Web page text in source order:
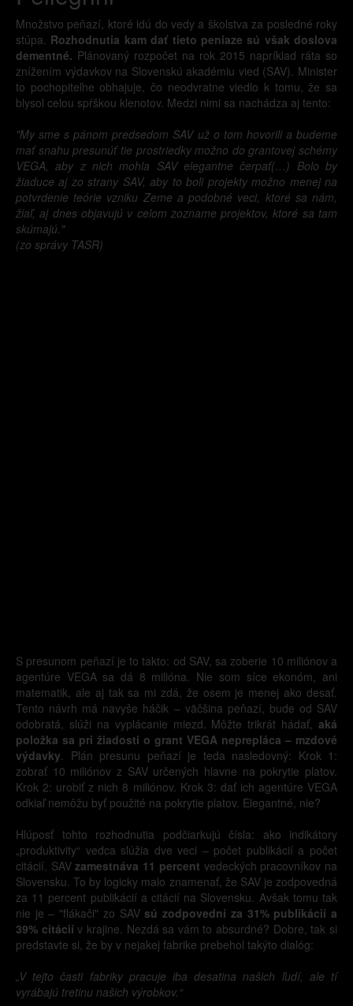
Množstvo peňazí, ktoré idú do vedy a školstva za posledné roky
stúpa. Rozhodnutia kam dať tieto peniaze sú však doslova
dementné. Plánovaný rozpočet na rok 2015 napríklad ráta so
znížením výdavkov na Slovenskú akadémiu vied (SAV). Minister
to pochopiteľne obhajuje, čo neodvratne viedlo k tomu, že sa
blysol celou spŕškou klenotov. Medzi nimi sa nachádza aj tento:
"My sme s pánom predsedom SAV už o tom hovorili a budeme
mať snahu presunúť tie prostriedky možno do grantovej schémy
VEGA, aby z nich mohla SAV elegantne čerpať(…) Bolo by
žiaduce aj zo strany SAV, aby to boli projekty možno menej na
potvrdenie teórie vzniku Zeme a podobné veci, ktoré sa nám,
žiaľ, aj dnes objavujú v celom zozname projektov, ktoré sa tam
skúmajú."
(zo správy TASR)
S presunom peňazí je to takto: od SAV, sa zoberie 10 miliónov a
agentúre VEGA sa dá 8 milióna. Nie som síce ekonóm, ani
matematik, ale aj tak sa mi zdá, že osem je menej ako desať.
Tento návrh má navyše háčik – väčšina peňazí, bude od SAV
odobratá, slúži na vyplácanie miezd. Môžte trikrát hádať, aká
položka sa pri žiadosti o grant VEGA neprepláca – mzdové
výdavky. Plán presunu peňazí je teda nasledovný: Krok 1:
zobrať 10 miliónov z SAV určených hlavne na pokrytie platov.
Krok 2: urobiť z nich 8 miliónov. Krok 3: dať ich agentúre VEGA
odkiaľ nemôžu byť použité na pokrytie platov. Elegantné, nie?
Hlúposť tohto rozhodnutia podčiarkujú čísla: ako indikátory
„produktivity“ vedca slúžia dve veci – počet publikácií a počet
citácií. SAVzamestnáva 11 percent vedeckých pracovníkov na
Slovensku. To by logicky malo znamenať, že SAV je zodpovedná
za 11 percent publikácií a citácií na Slovensku. Avšak tomu tak
nie je – "flákači" zo SAV sú zodpovední za 31% publikácií a
39% citáciív krajine. Nezdá sa vám to absurdné? Dobre, tak si
predstavte si, že by v nejakej fabrike prebehol takýto dialóg:
„V tejto časti fabriky pracuje iba desatina našich ľudí, ale tí
vyrábajú tretinu našich výrobkov.“